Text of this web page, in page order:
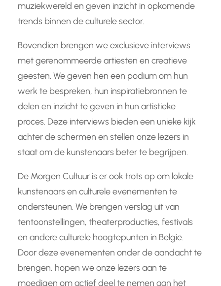
muziekwereld en geven inzicht in opkomende
trends binnen de culturele sector.
Bovendien brengen we exclusieve interviews
met gerenommeerde artiesten en creatieve
geesten. We geven hen een podium om hun
werk te bespreken, hun inspiratiebronnen te
delen en inzicht te geven in hun artistieke
proces. Deze interviews bieden een unieke kijk
achter de schermen en stellen onze lezers in
staat om de kunstenaars beter te begrijpen.
De Morgen Cultuur is er ook trots op om lokale
kunstenaars en culturele evenementen te
ondersteunen. We brengen verslag uit van
tentoonstellingen, theaterproducties, festivals
en andere culturele hoogtepunten in België.
Door deze evenementen onder de aandacht te
brengen, hopen we onze lezers aan te
moedigen om actief deel te nemen aan het